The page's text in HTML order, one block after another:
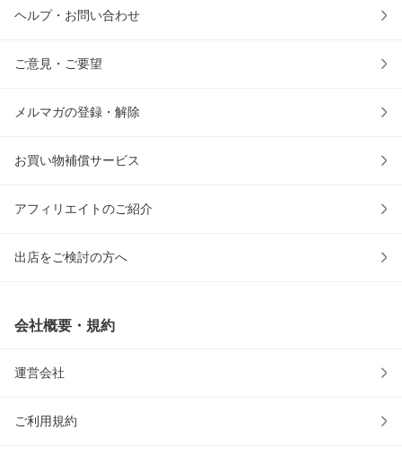
ヘルプ・お問い合わせ
ご意見・ご要望
メルマガの登録・解除
お買い物補償サービス
アフィリエイトのご紹介
出店をご検討の方へ
会社概要・規約
運営会社
ご利用規約